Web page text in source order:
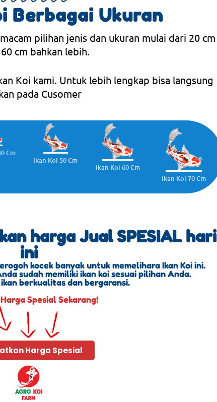
Berbagai Ukuran
pilihan jenis dan ukuran mulai dari 20 cm
cm bahkan lebih.
Koi kami. Untuk lebih lengkap bisa langsung
pada Cusomer
Cm
Ikan Koi 50 Cm
Ikan Koi 60 Cm
Ikan Koi 70 Cm
harga Jual SPESIAL hari
ini
kocek banyak untuk memelihara Ikan Koi ini.
sudah memiliki ikan koi sesuai pilihan Anda.
berkualitas dan bergaransi.
Spesial Sekarang!
Harga Spesial